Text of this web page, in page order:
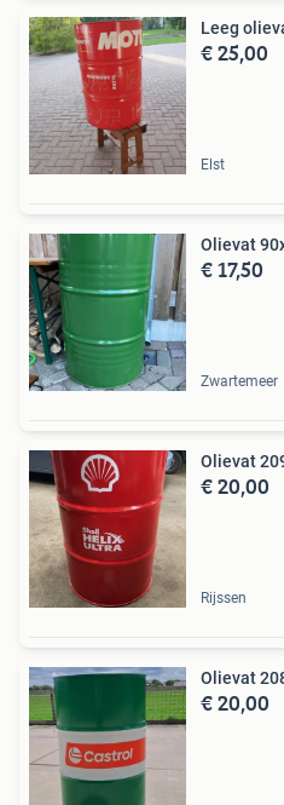
Leeg
€ 25,00
Elst
Olievat
€ 17,50
Zwartemeer
Olievat
€ 20,00
Rijssen
Olievat
€ 20,00